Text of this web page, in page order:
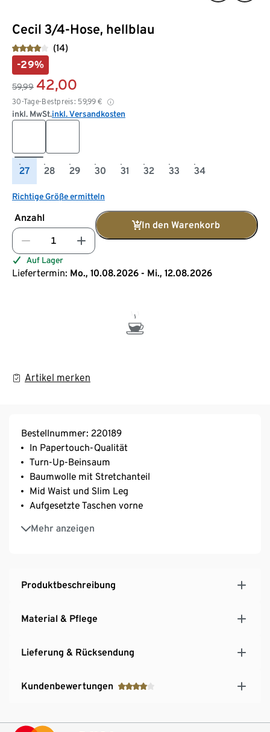
Cecil 3/4-Hose, hellblau
(14)
-29%
59,99 42,00
30-Tage-Bestpreis: 59,99 €
inkl. MwSt.inkl. Versandkosten
27 28 29 30 31 32 33 34
Richtige Größe ermitteln
Anzahl
In den Warenkorb
Auf Lager
Liefertermin: Mo., 10.08.2026 - Mi., 12.08.2026
Artikel merken
Bestellnummer: 220189
In Papertouch-Qualität
Turn-Up-Beinsaum
Baumwolle mit Stretchanteil
Mid Waist und Slim Leg
Aufgesetzte Taschen vorne
Mehr anzeigen
Casual Fit
Produktbeschreibung
Material & Pflege
Lieferung & Rücksendung
Kundenbewertungen